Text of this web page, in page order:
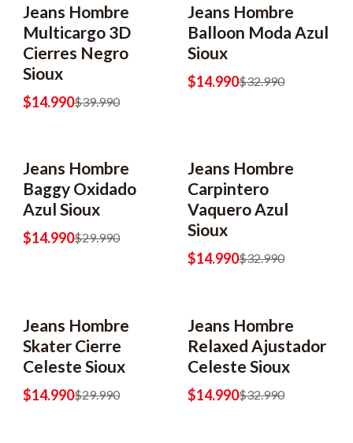
-63% OFF
Jeans Hombre
Multicargo 3D
Cierres Negro
Sioux
$14.990$39.990
-55% OFF
Jeans Hombre
Balloon Moda Azul
Sioux
$14.990$32.990
-50% OFF
Jeans Hombre
Baggy Oxidado
Azul Sioux
$14.990$29.990
-55% OFF
Jeans Hombre
Carpintero
Vaquero Azul
Sioux
$14.990$32.990
-50% OFF
Jeans Hombre
Skater Cierre
Celeste Sioux
$14.990$29.990
-55% OFF
Jeans Hombre
Relaxed Ajustador
Celeste Sioux
$14.990$32.990